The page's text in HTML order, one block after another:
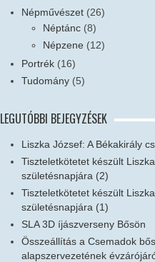
Népművészet (26)
Néptánc (8)
Népzene (12)
Portrék (16)
Tudomány (5)
LEGUTÓBBI BEJEGYZÉSEK
Liszka József: A Békakirály
Tiszteletkötetet készült
születésnapjára (2)
Tiszteletkötetet készült
születésnapjára (1)
SLA 3D íjászverseny Bősön
Összeállítás a Csemadok
alapszervezetének